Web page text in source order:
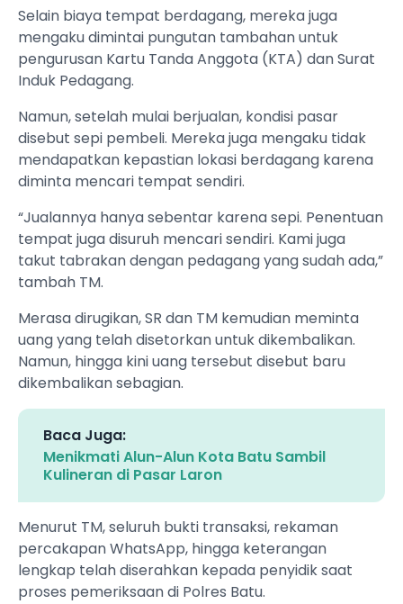
Selain biaya tempat berdagang, mereka juga
mengaku dimintai pungutan tambahan untuk
pengurusan Kartu Tanda Anggota (KTA) dan Surat
Induk Pedagang.
Namun, setelah mulai berjualan, kondisi pasar
disebut sepi pembeli. Mereka juga mengaku tidak
mendapatkan kepastian lokasi berdagang karena
diminta mencari tempat sendiri.
“Jualannya hanya sebentar karena sepi. Penentuan
tempat juga disuruh mencari sendiri. Kami juga
takut tabrakan dengan pedagang yang sudah ada,”
tambah TM.
Merasa dirugikan, SR dan TM kemudian meminta
uang yang telah disetorkan untuk dikembalikan.
Namun, hingga kini uang tersebut disebut baru
dikembalikan sebagian.
Baca Juga:
Menikmati Alun-Alun Kota Batu Sambil
Kulineran di Pasar Laron
Menurut TM, seluruh bukti transaksi, rekaman
percakapan WhatsApp, hingga keterangan
lengkap telah diserahkan kepada penyidik saat
proses pemeriksaan di Polres Batu.